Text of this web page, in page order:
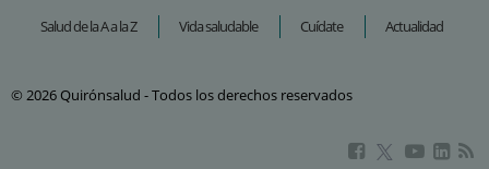
Salud de la A a la Z Vida saludable Cuídate Actualidad
© 2026 Quirónsalud - Todos los derechos reservados
Este EsteEsteEste